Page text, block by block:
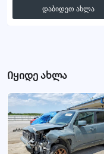
დაბიდეთ ახლა
Იყიდე ახლა